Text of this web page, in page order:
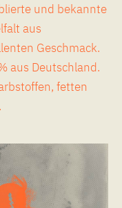
und bekannte
aus
Geschmack.
aus Deutschland.
fetten